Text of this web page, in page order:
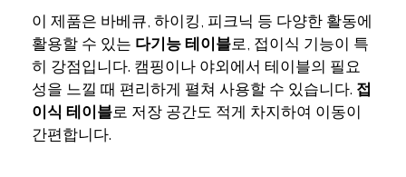
이 제품은 바베큐, 하이킹, 피크닉 등 다양한 활동에
활용할 수 있는 다기능 테이블로, 접이식 기능이 특
히 강점입니다. 캠핑이나 야외에서 테이블의 필요
성을 느낄 때 편리하게 펼쳐 사용할 수 있습니다. 접
이식 테이블로 저장 공간도 적게 차지하여 이동이
간편합니다.